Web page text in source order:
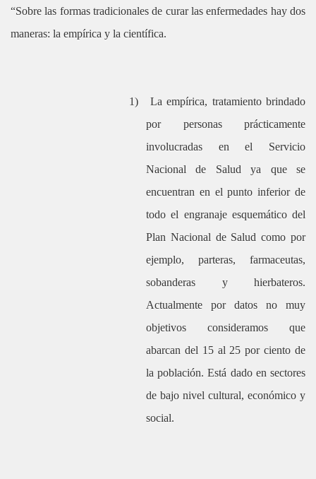
“Sobre las formas tradicionales de curar las enfermedades hay dos
maneras: la empírica y la científica.
1)
La empírica, tratamiento brindado
por personas prácticamente
involucradas en el Servicio
Nacional de Salud ya que se
encuentran en el punto inferior de
todo el engranaje esquemático del
Plan Nacional de Salud como por
ejemplo, parteras, farmaceutas,
sobanderas y hierbateros.
Actualmente por datos no muy
objetivos consideramos que
abarcan del 15 al 25 por ciento de
la población. Está dado en sectores
de bajo nivel cultural, económico y
social.